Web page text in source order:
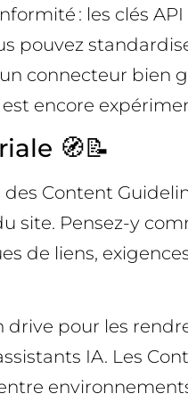
: les clés
connecteur bien
encore
🧭📝
des Content
site. Pensez-y
de liens,
drive pour les
IA. Les